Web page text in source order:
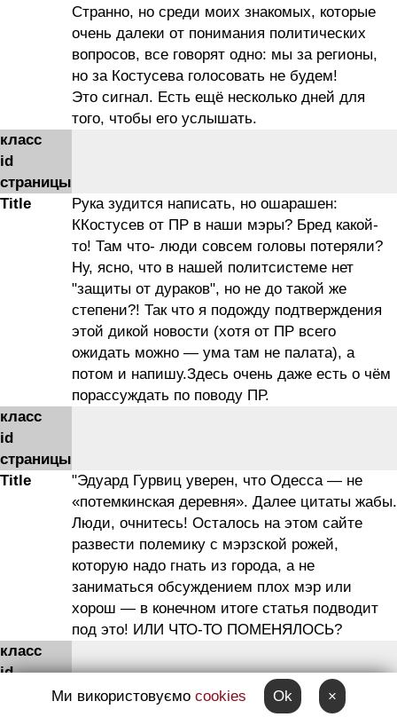
Странно, но среди моих знакомых, которые
очень далеки от понимания политических
вопросов, все говорят одно: мы за регионы,
но за Костусева голосовать не будем!
Это сигнал. Есть ещё несколько дней для
того, чтобы его услышать.
класс
id
страницы
Title
Рука зудится написать, но ошарашен:
ККостусев от ПР в наши мэры? Бред какой-
то! Там что- люди совсем головы потеряли?
Ну, ясно, что в нашей политсистеме нет
"защиты от дураков", но не до такой же
степени?! Так что я подожду подтверждения
этой дикой новости (хотя от ПР всего
ожидать можно — ума там не палата), а
потом и напишу.Здесь очень даже есть о чём
порассуждать по поводу ПР.
класс
id
страницы
Title
"Эдуард Гурвиц уверен, что Одесса — не
«потемкинская деревня». Далее цитаты жабы.
Люди, очнитесь! Осталось на этом сайте
развести полемику с мэрзской рожей,
которую надо гнать из города, а не
заниматься обсуждением плох мэр или
хорош — в конечном итоге статья подводит
под это! ИЛИ ЧТО-ТО ПОМЕНЯЛОСЬ?
класс
id
страницыМи використовуємо cookies Ok ×